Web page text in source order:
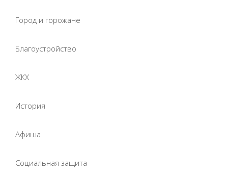
Город и горожане
Благоустройство
ЖКХ
История
Афиша
Социальная защита